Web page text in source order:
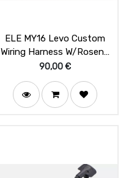
ELE MY16 Levo Custom
Wiring Harness W/Rosenb
Plug Length w/o
plug:180mm
90,00€